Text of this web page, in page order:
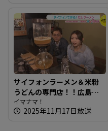
サイフォンラーメン＆米粉
うどんの専門店！！広島の
新しい麺を知りたガール
【街ネタ！知りたガール】
イマナマ！
2025年11月17日放送